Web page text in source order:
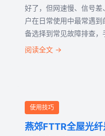
好了，但网速慢、信号
户在日常使用中最常遇
备选择到常见故障排查，
阅读全文 →
使用技巧
燕郊FTTR全屋光纤